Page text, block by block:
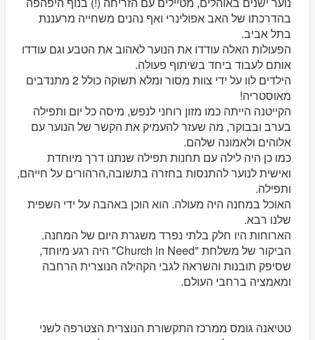
בהדרכתו של האב אפולינרי ואף נהנים משחייה מרעננת
בתל אביב.
הפעולות האלה עודדו את הנוער לאהוב את הטבע וגם עודדו
אותם לעבוד ביחד בשיתוף פעולה.
הילדים לוו על ידי צוות מסור ומלא תשוקה כולל 2 מתנדבים
מאוסטריה!
הקייטנה הייתה כמו מזון רוחני לנפש, מיסה כל יום ותפילה
בערב ובבוקר, מה שעזר להעמיק את הקשר של הנוער עם
אלוהים ולאמונה שלהם.
כמו כן היה לילה עם תחנות תפילה שנתנו דרך מיוחדת
ואישית לנוער להתנסות בחזרה בתשובה,הרהורים על חייהם,
ותפילה.
האוכל במחנה היה מעולה. הוא הוכן באהבה על ידי השפית
שלנו רבא.
הארוחות היו חלק בלתי נפרד משגרת היום של המחנה.
הביקור של משלחת "Church in Need" היה רגע מיוחד,
שסיפק תובנות והשראה לגבי הקהילה הנוצרית הרחבה
ומאמציה ברחבי העולם.
טטיאנה גומס ממרכז התקשורת הנוצרית הצטרפה לשני